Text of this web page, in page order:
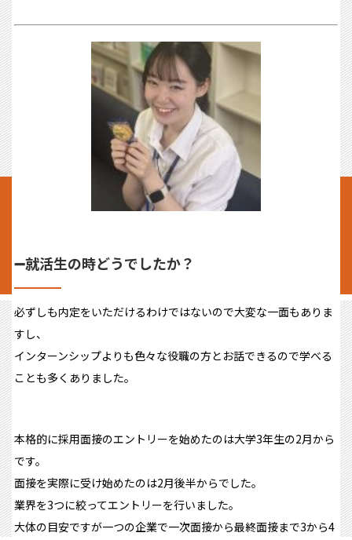
➖就活生の時どうでしたか？
必ずしも内定をいただけるわけではないので大変な一面もありま
すし、
インターンシップよりも色々な役職の方とお話できるので学べる
ことも多くありました。
本格的に採用面接のエントリーを始めたのは大学3年生の2月から
です。
面接を実際に受け始めたのは2月後半からでした。
業界を3つに絞ってエントリーを行いました。
大体の目安ですが一つの企業で一次面接から最終面接まで3から4